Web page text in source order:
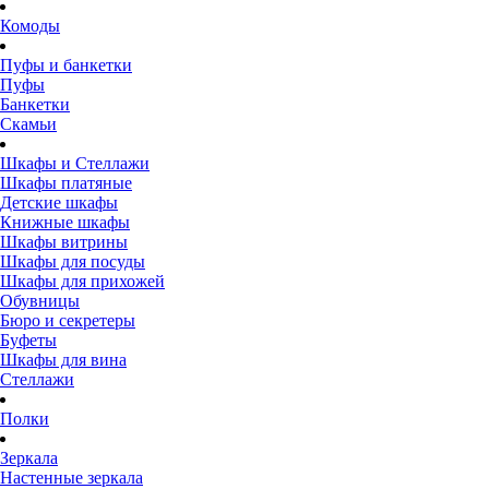
Комоды
Пуфы и банкетки
Пуфы
Банкетки
Скамьи
Шкафы и Стеллажи
Шкафы платяные
Детские шкафы
Книжные шкафы
Шкафы витрины
Шкафы для посуды
Шкафы для прихожей
Обувницы
Бюро и секретеры
Буфеты
Шкафы для вина
Стеллажи
Полки
Зеркала
Настенные зеркала